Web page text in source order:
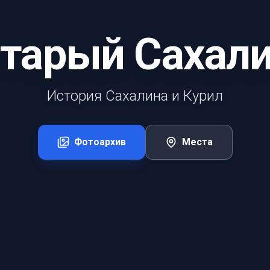
История Сахалина и Курил
Фотоархив Места